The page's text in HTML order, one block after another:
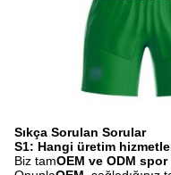
Sıkça Sorulan Sorular
S1: Hangi üretim
Biz tamOEM ve ODM